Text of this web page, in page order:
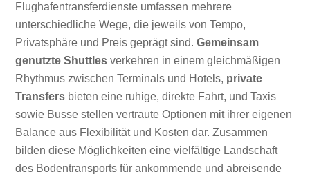
Flughafentransferdienste umfassen mehrere
unterschiedliche Wege, die jeweils von Tempo,
Privatsphäre und Preis geprägt sind.Gemeinsam
genutzte Shuttles verkehren in einem gleichmäßigen
Rhythmus zwischen Terminals und Hotels, private
Transfers bieten eine ruhige, direkte Fahrt, und Taxis
sowie Busse stellen vertraute Optionen mit ihrer eigenen
Balance aus Flexibilität und Kosten dar. Zusammen
bilden diese Möglichkeiten eine vielfältige Landschaft
des Bodentransports für ankommende und abreisende